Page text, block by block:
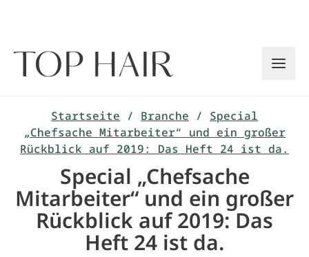
Startseite / Branche / Special
„Chefsache Mitarbeiter“ und ein großer
Rückblick auf 2019: Das Heft 24 ist da.
Special „Chefsache
Mitarbeiter“ und ein großer
Rückblick auf 2019: Das
Heft 24 ist da.